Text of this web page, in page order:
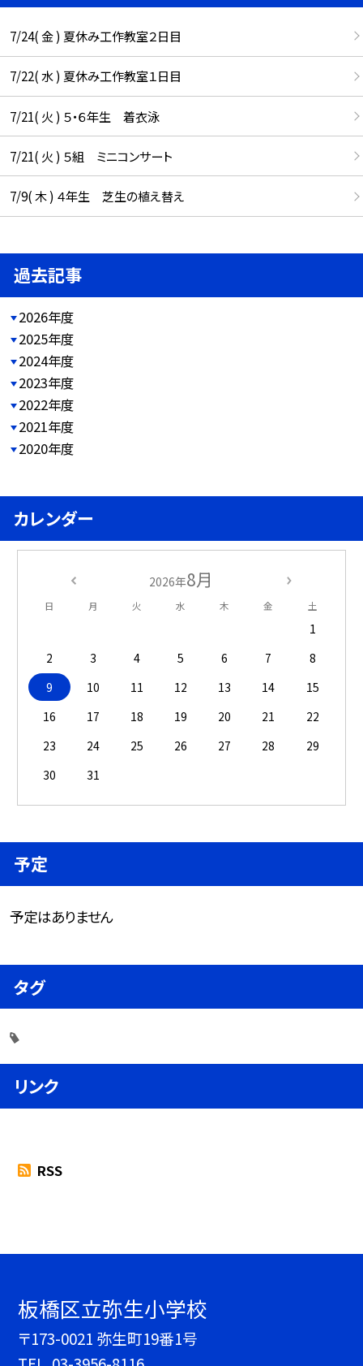
7/24( 金 ) 夏休み工作教室２日目
7/22( 水 ) 夏休み工作教室１日目
7/21( 火 ) ５・６年生 着衣泳
7/21( 火 ) ５組 ミニコンサート
7/9( 木 ) ４年生 芝生の植え替え
過去記事
2026年度
2025年度
2024年度
2023年度
2022年度
2021年度
2020年度
カレンダー
2026年8月
日 月 火 水 木 金 土
1
2
3 4 5 6 7
8
9
10 11 12 13 14
15
16
17 18 19 20 21
22
23
24 25 26 27 28
29
30
31
予定
予定はありません
タグ
リンク
RSS
板橋区立弥生小学校
〒173-0021 弥生町19番1号